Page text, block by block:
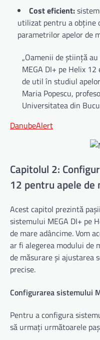
Cost eficient:
utilizat pentru a obține
parametrilor apelor de
„Oamenii de știință
MEGA DI+ pe Helix
de util în studiul
Maria Popescu,
Universitatea din
DanubeAlert
Capitolul 2:
12 pentru apele de
Acest capitol prezintă
sistemului MEGA DI+ pe
de mare adâncime. Vom
ar fi alegerea modului de
de măsurare și ajustarea
precise.
Configurarea sistemului
Pentru a configura
să urmați următoarele